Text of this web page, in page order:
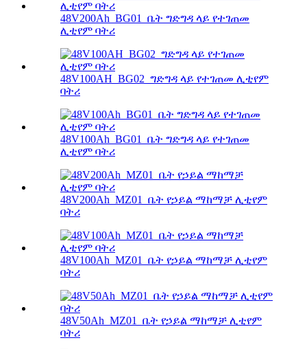
48V200Ah_BG01_ቤት ግድግዳ ላይ የተገጠመ
ሊቲየም ባትሪ
48V100AH_BG02_ግድግዳ ላይ የተገጠመ ሊቲየም
ባትሪ
48V100Ah_BG01_ቤት ግድግዳ ላይ የተገጠመ
ሊቲየም ባትሪ
48V200Ah_MZ01_ቤት የኃይል ማከማቻ ሊቲየም
ባትሪ
48V100Ah_MZ01_ቤት የኃይል ማከማቻ ሊቲየም
ባትሪ
48V50Ah_MZ01_ቤት የኃይል ማከማቻ ሊቲየም
ባትሪ